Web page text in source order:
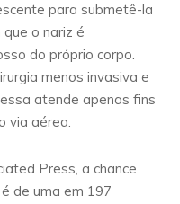
para submetê-la
o nariz é
do próprio corpo.
menos invasiva e
atende apenas fins
via aérea.
Press, a chance
de uma em 197